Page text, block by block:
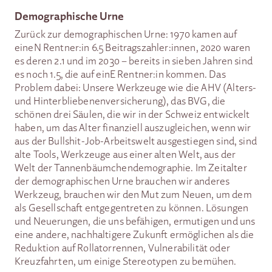
Demographische Urne
Zurück zur demographischen Urne: 1970 kamen auf
eineN Rentner:in 6.5 Beitragszahler:innen, 2020 waren
es deren 2.1 und im 2030 – bereits in sieben Jahren sind
es noch 1.5, die auf einE Rentner:in kommen. Das
Problem dabei: Unsere Werkzeuge wie die AHV (Alters-
und Hinterbliebenenversicherung), das BVG, die
schönen drei Säulen, die wir in der Schweiz entwickelt
haben, um das Alter finanziell auszugleichen, wenn wir
aus der Bullshit-Job-Arbeitswelt ausgestiegen sind, sind
alte Tools, Werkzeuge aus einer alten Welt, aus der
Welt der Tannenbäumchendemographie. Im Zeitalter
der demographischen Urne brauchen wir anderes
Werkzeug, brauchen wir den Mut zum Neuen, um dem
als Gesellschaft entgegentreten zu können. Lösungen
und Neuerungen, die uns befähigen, ermutigen und uns
eine andere, nachhaltigere Zukunft ermöglichen als die
Reduktion auf Rollatorrennen, Vulnerabilität oder
Kreuzfahrten, um einige Stereotypen zu bemühen.